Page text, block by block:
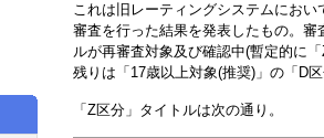
これは旧レーティングシステムにお
審査を行った結果を発表したもの。
ルが再審査対象及び確認中(暫定的に
残りは「17歳以上対象(推奨)」の「D
「Z区分」タイトルは次の通り。